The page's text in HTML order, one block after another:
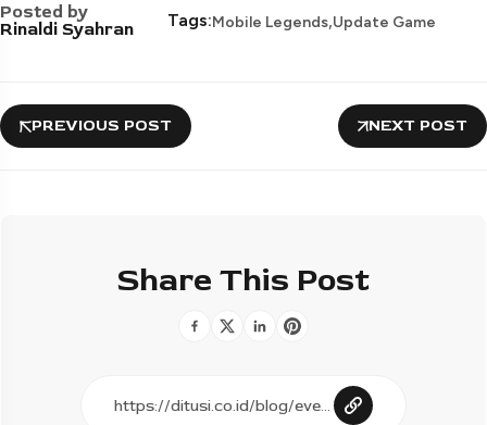
Posted by
Rinaldi Syahran
Tags:Mobile Legends,Update Game
PREVIOUS POST NEXT POST
Share This Post